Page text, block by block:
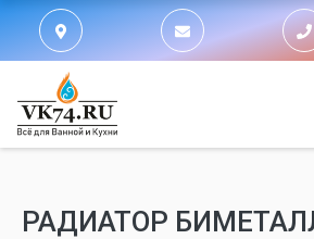
РАДИАТОР БИМЕТАЛЛ